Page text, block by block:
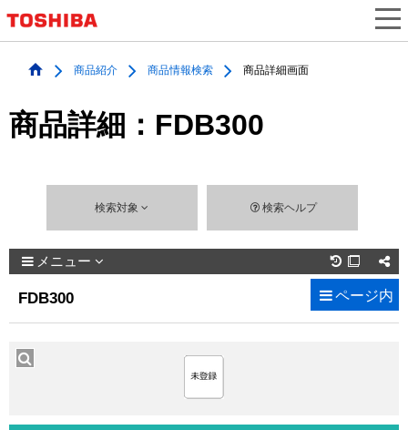
商品紹介 商品情報検索 商品詳細画面
商品詳細：FDB300
検索対象 検索ヘルプ
メニュー 
FDB300 ページ内